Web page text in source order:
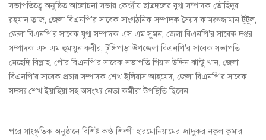
সভাপতিত্বে অনুষ্ঠিত আলোচনা সভায় কেন্দ্রীয় ছাত্রদলের যুগ্ম সম্পাদক তৌহিদুর
রহমান তাজ, জেলা বিএনপি'র সাবেক সাংগঠনিক সম্পাদক সৈয়দ কামরুজ্জামান টুটুল,
জেলা বিএনপি'র সাবেক যুগ্ম সম্পাদক এস এম সুমন, জেলা বিএনপি'র সাবেক দপ্তর
সম্পাদক এস এম হুমায়ুন কবীর, টৃঙ্গিপাড়া উপজেলা বিএনপি'র সাবেক সভাপতি
মেহেদি বিল্লাহ, পৌর বিএনপি'র সাবেক সভাপতি গিয়াস উদ্দিন ঝান্টু খান, জেলা
বিএনপি'র সাবেক প্রচার সম্পাদক শেখ ইলিয়াস আহমেদ, জেলা বিএনপি'র সাবেক
সদস্য শেখ ইয়াহিয়া সহ অসংখ্য নেতা কর্মীরা উপস্থিতি ছিলেন।
পরে সাংস্কৃতিক অনুষ্ঠানে বিশিষ্ট কন্ঠ শিল্পী হারমোনিয়ামের জাদুকর নকুল কুমার